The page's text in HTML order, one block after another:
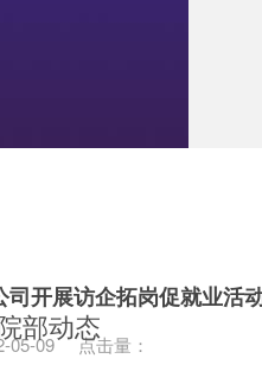
部动态
司开展访企拓岗促就业活
05-09 点击量：